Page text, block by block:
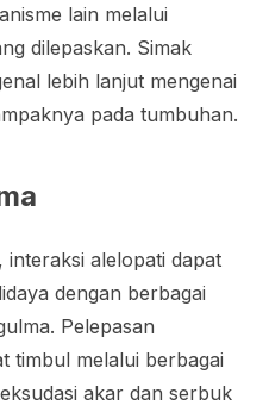
lain melalui
dilepaskan. Simak
lebih lanjut mengenai
pada tumbuhan.
interaksi alelopati dapat
dengan berbagai
Pelepasan
timbul melalui berbagai
akar dan serbuk